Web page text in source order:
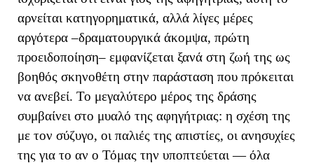
αρνείται κατηγορηματικά, αλλά λίγες μέρες
αργότερα –δραματουργικά άκομψα, πρώτη
προειδοποίηση– εμφανίζεται ξανά στη ζωή της ως
βοηθός σκηνοθέτη στην παράσταση που πρόκειται
να ανεβεί. Το μεγαλύτερο μέρος της δράσης
συμβαίνει στο μυαλό της αφηγήτριας: η σχέση της
με τον σύζυγο, οι παλιές της απιστίες, οι ανησυχίες
της για το αν ο Τόμας την υποπτεύεται — όλα